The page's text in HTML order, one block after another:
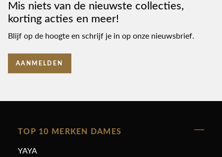
Mis niets van de nieuwste collecties,
korting acties en meer!
Blijf op de hoogte en schrijf je in op onze nieuwsbrief.
AANMELDEN
TOP 10 MERKEN DAMES
YAYA